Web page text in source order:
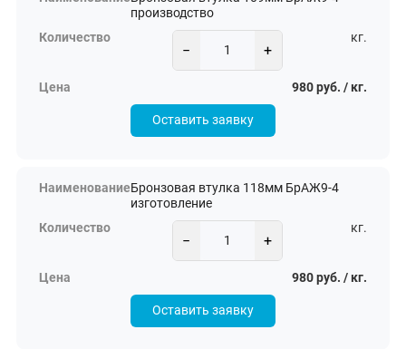
производство
− +
кг.
980 руб. / кг.
Оставить заявку
Бронзовая втулка 118мм БрАЖ9-4
изготовление
− +
кг.
980 руб. / кг.
Оставить заявку